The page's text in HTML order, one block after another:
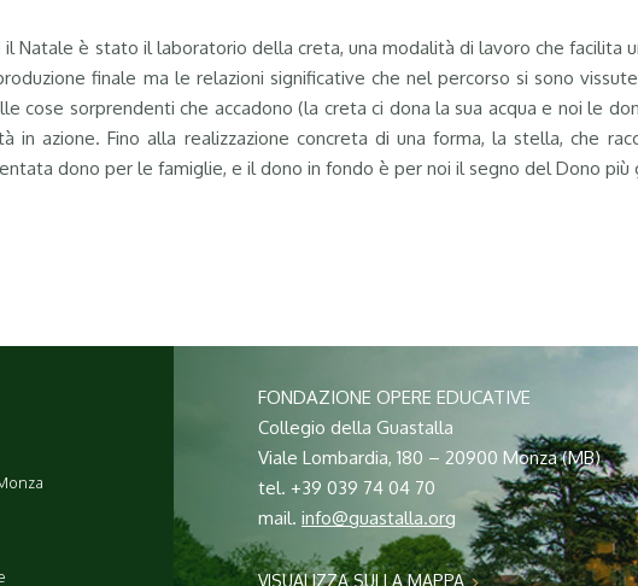
il Natale è stato il laboratorio della creta, una modalità di lavoro che facilita
finale ma le relazioni significative che nel percorso si sono
cose sorprendenti che accadono (la creta ci dona la sua acqua e noi le
azione. Fino alla realizzazione concreta di una forma, la stella, che
dono per le famiglie, e il dono in fondo è per noi il segno del Dono più
FONDAZIONE OPERE EDUCATIVE
Collegio della Guastalla
Viale Lombardia, 180 – 20900 Monza (MB)
tel. +39 039 74 04 70
mail. info@guastalla.org
VISUALIZZA SULLA MAPPA